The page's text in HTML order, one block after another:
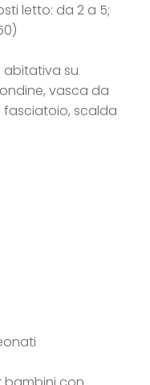
letto: da 2 a 5;
abitativa su
vasca da
fasciatoio, scalda